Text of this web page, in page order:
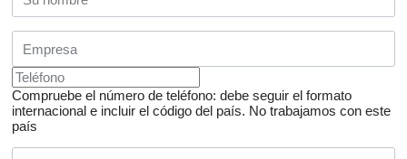
Compruebe el número de teléfono: debe seguir el formato
internacional e incluir el código del país. No trabajamos con este
país